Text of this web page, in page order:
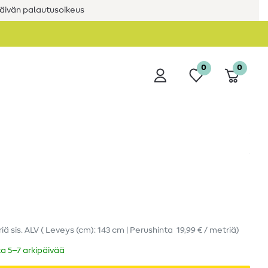
palautusoikeus
0 0
sis. ALV ( Leveys (cm): 143 cm | Perushinta 19,99 € / metriä)
5–7 arkipäivää